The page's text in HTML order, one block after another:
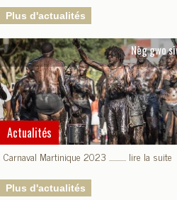
Plus d'actualités
Nèg gwo
Actualités
Carnaval Martinique 2023 ............ lire la suite
Plus d'actualités